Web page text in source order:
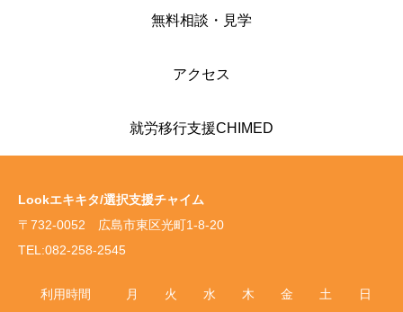
無料相談・見学
アクセス
就労移行支援CHIMED
Lookエキキタ/選択支援チャイム
〒732-0052 広島市東区光町1-8-20
TEL:082-258-2545
利用時間 月 火 水 木 金 土 日